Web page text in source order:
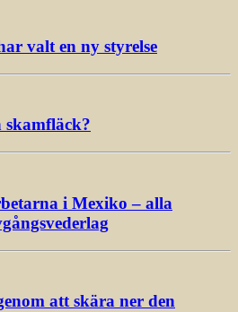
valt en ny styrelse
skamfläck?
i Mexiko – alla
att skära ner den